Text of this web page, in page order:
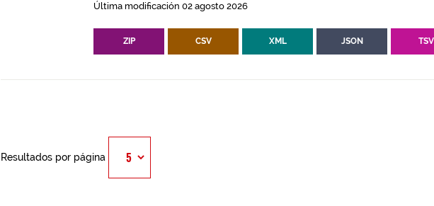
Última modificación 02 agosto 2026
ZIP CSV XML JSON TSV
Resultados por página